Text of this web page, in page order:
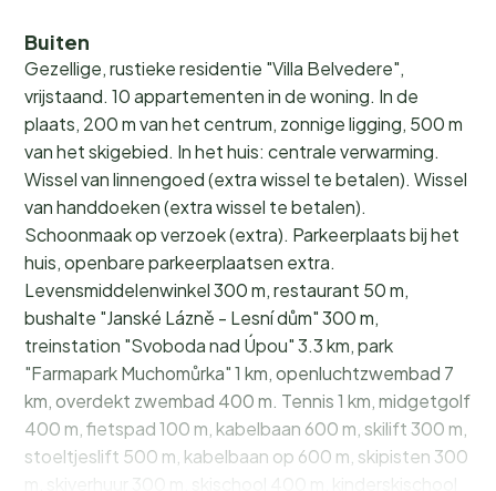
Buiten
Gezellige, rustieke residentie "Villa Belvedere",
vrijstaand. 10 appartementen in de woning. In de
plaats, 200 m van het centrum, zonnige ligging, 500 m
van het skigebied. In het huis: centrale verwarming.
Wissel van linnengoed (extra wissel te betalen). Wissel
van handdoeken (extra wissel te betalen).
Schoonmaak op verzoek (extra). Parkeerplaats bij het
huis, openbare parkeerplaatsen extra.
Levensmiddelenwinkel 300 m, restaurant 50 m,
bushalte "Janské Lázně - Lesní dům" 300 m,
treinstation "Svoboda nad Úpou" 3.3 km, park
"Farmapark Muchomůrka" 1 km, openluchtzwembad 7
km, overdekt zwembad 400 m. Tennis 1 km, midgetgolf
400 m, fietspad 100 m, kabelbaan 600 m, skilift 300 m,
stoeltjeslift 500 m, kabelbaan op 600 m, skipisten 300
m, skiverhuur 300 m, skischool 400 m, kinderskischool